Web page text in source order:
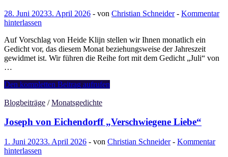
28. Juni 20233. April 2026 - von Christian Schneider- Kommentar
hinterlassen
Auf Vorschlag von Heide Klijn stellen wir Ihnen monatlich ein
Gedicht vor, das diesem Monat beziehungsweise der Jahreszeit
gewidmet ist. Wir führen die Reihe fort mit dem Gedicht „Juli“ von
…
Hans
„Juli“
Den kompletten Beitrag aufrufen
Blogbeiträge /Monatsgedichte
Joseph von Eichendorff „Verschwiegene Liebe“
1. Juni 20233. April 2026 - von Christian Schneider- Kommentar
hinterlassen